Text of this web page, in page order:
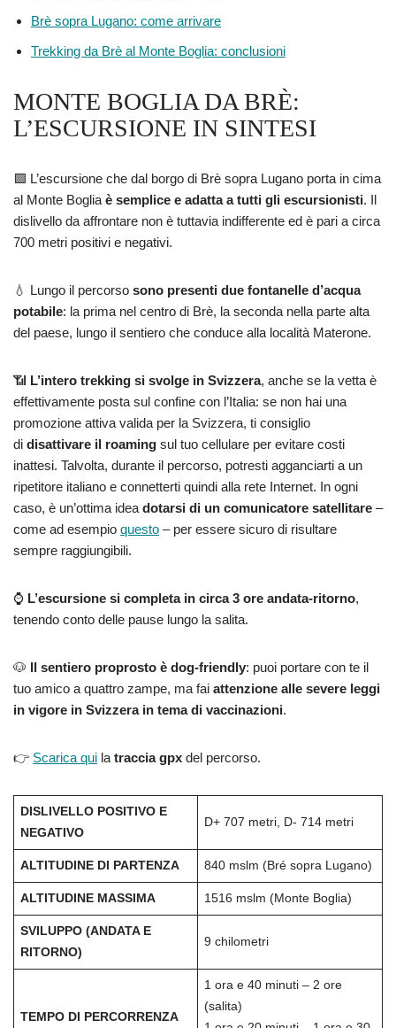
Brè sopra Lugano: come arrivare
Trekking da Brè al Monte Boglia: conclusioni
MONTE BOGLIA DA BRÈ:
L’ESCURSIONE IN SINTESI
🟩 L’escursione che dal borgo di Brè sopra Lugano porta in cima
al Monte Boglia è semplice e adatta a tutti gli escursionisti. Il
dislivello da affrontare non è tuttavia indifferente ed è pari a circa
700 metri positivi e negativi.
💧 Lungo il percorso sono presenti due fontanelle d’acqua
potabile: la prima nel centro di Brè, la seconda nella parte alta
del paese, lungo il sentiero che conduce alla località Materone.
📶 L’intero trekking si svolge in Svizzera, anche se la vetta è
effettivamente posta sul confine con l’Italia: se non hai una
promozione attiva valida per la Svizzera, ti consiglio
di disattivare il roaming sul tuo cellulare per evitare costi
inattesi. Talvolta, durante il percorso, potresti agganciarti a un
ripetitore italiano e connetterti quindi alla rete Internet. In ogni
caso, è un’ottima idea dotarsi di un comunicatore satellitare –
come ad esempio questo – per essere sicuro di risultare
sempre raggiungibili.
⌚ L’escursione si completa in circa 3 ore andata-ritorno,
tenendo conto delle pause lungo la salita.
🐶 Il sentiero proprosto è dog-friendly: puoi portare con te il
tuo amico a quattro zampe, ma fai attenzione alle severe leggi
in vigore in Svizzera in tema di vaccinazioni.
👉 Scarica qui la traccia gpx del percorso.
DISLIVELLO POSITIVO E
NEGATIVO
D+ 707 metri, D- 714 metri
ALTITUDINE DI PARTENZA 840 mslm (Bré sopra Lugano)
ALTITUDINE MASSIMA 1516 mslm (Monte Boglia)
SVILUPPO (ANDATA E
RITORNO)
9 chilometri
TEMPO DI PERCORRENZA
1 ora e 40 minuti – 2 ore
(salita)